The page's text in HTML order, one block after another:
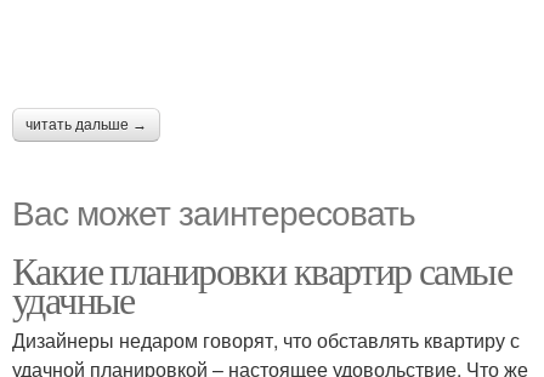
читать дальше →
Вас может заинтересовать
Какие планировки квартир самые
удачные
Дизайнеры недаром говорят, что обставлять квартиру с
удачной планировкой – настоящее удовольствие. Что же